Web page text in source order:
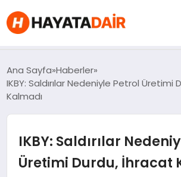
FIYATLAR
HABERLER
İNCELEMELER
Ana Sayfa Haberler
IKBY: Saldırılar Nedeniyle Petrol Üretimi
Kalmadı
IKBY: Saldırılar
Üretimi Durdu, İhracat